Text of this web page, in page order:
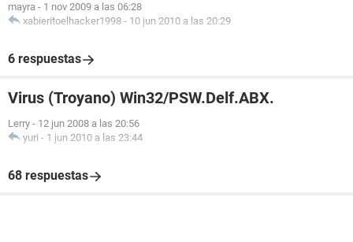
mayra - 1 nov 2009 a las 06:28
xabieritoelhacker1998 - 10 jun 2010 a las 20:29
6 respuestas
Virus (Troyano) Win32/PSW.Delf.ABX.
Lerry - 12 jun 2008 a las 20:56
yuri - 1 jun 2010 a las 23:44
68 respuestas